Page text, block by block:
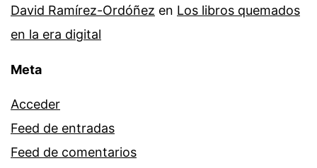
David Ramírez-Ordóñez en Los libros quemados
en la era digital
Meta
Acceder
Feed de entradas
Feed de comentarios